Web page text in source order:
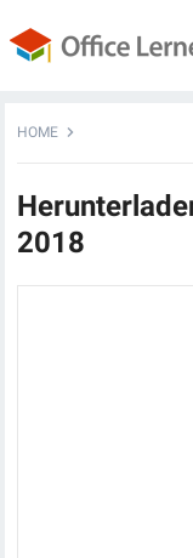
HOME
2018